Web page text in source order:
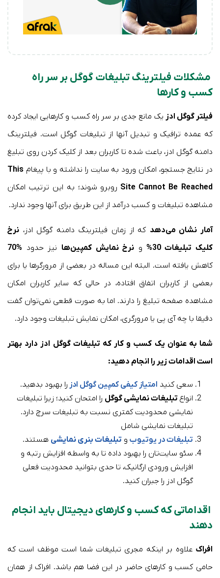
مشکلات فیلترینگ تبلیغات گوگل بر سر راه
کسب و کارها
فیلتر گوگل ادز یک مانع جدی بر سر راه کسب و کارهایی ایجاد کرده
که عمده ترافیک و تبدیل آنها از تبلیغات گوگل است. فیلترینگ
دامنه گوگل ادز، باعث شده تا کاربران بعد از کلیک کردن روی تبلیغ
در نتایج جستجو، امکان ورود به سایت را نداشته و با پیغام This
Site Cannot Be Reached
روبرو شوند؛ به این ترتیب امکان
مشاهده تبلیغات و کسب درآمد از این طریق برای آنها وجود ندارد.
آمار نشان می‌دهد که از زمان فیلترینگ دامنه گوگل ادز، نرخ
کلیک تبلیغات 30%
و نرخ نمایش کمپین‌ها نیز حدود %70
کاهش یافته است. البته این مساله در بعضی از مرورگرها یا برای
بعضی از کاربران اتفاق افتاده، در حالی که سایر کاربران امکان
مشاهده صفحه تبلیغ را دارند. اما به صورت قطعی نمی‌توان گفت
دقیقا با چه آی پی یا مرورگری، امکان نمایش تبلیغات وجود دارد.
شما به عنوان یک کسب و کار که تبلیغات گوگل ادز دارد بهتر
است اقدامات زیر را انجام دهید:
سعی کنید امتیاز کیفی کمپین‌ گوگل ادز را بهبود بدهید.
انواع تبلیغات نمایشی گوگل را امتحان کنید؛ زیرا تبلیغات
نمایشی محدودیت کمتری نسبت به تبلیغات سرچ دارد.
تبلیغات نمایشی شامل
تبلیغات در یوتیوب و تبلیغات بنری نمایشی هستند.
سئو سایت‌تان را بهبود داده تا به واسطه افزایش رتبه و
افزایش ورودی ارگانیک، تا حدی بتوانید محدودیت فعلی
گوگل ادز را جبران کنید.
اقداماتی که کسب و کارهای دیجیتال باید انجام
دهند
افراک علاوه بر اینکه مجری تبلیغات شما است موظف است که
حامی کسب و کارهای حاضر در این فضا هم باشد. افراک از همان